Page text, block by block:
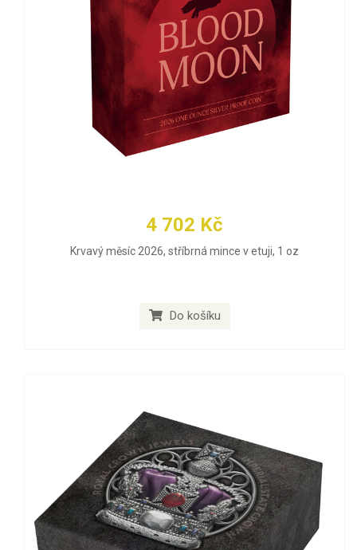
4 702 Kč
Krvavý měsíc 2026, stříbrná mince v etuji, 1 oz
Do košíku